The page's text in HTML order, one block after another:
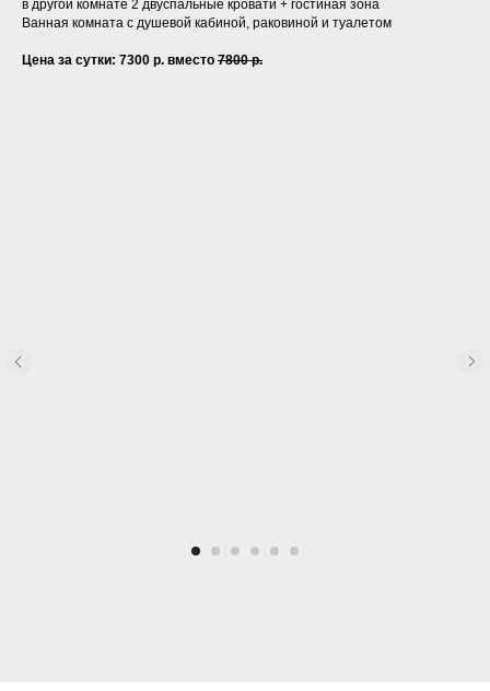
в другой комнате 2 двуспальные кровати + гостиная зона
Ванная комната с душевой кабиной, раковиной и туалетом
Цена за сутки: 7300 р. вместо 7800 р.